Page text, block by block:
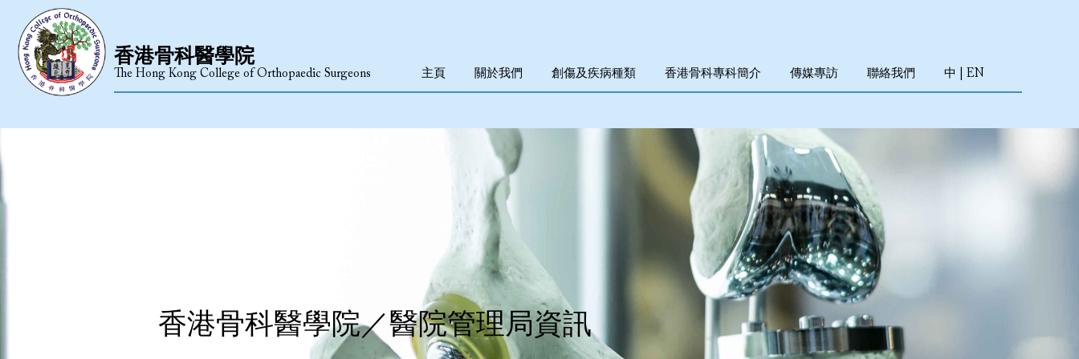
香港骨科醫學院
The Hong Kong College of Orthopaedic Surgeons 主頁 關於我們 創傷及疾病種類 香港骨科專科簡介 傳媒專訪 聯絡我們 中 EN
香港骨科醫學院／醫院管理局資訊